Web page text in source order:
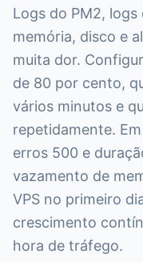
Logs do PM2,
memória, disco e
muita dor.
de 80 por cento,
vários minutos e
repetidamente.
erros 500 e
vazamento de
VPS no primeiro
crescimento
hora de tráfego.